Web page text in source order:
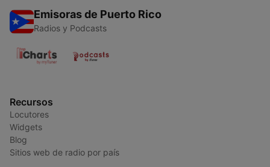
Emisoras de Puerto Rico
Radios y Podcasts
Recursos
Locutores
Widgets
Blog
Sitios web de radio por país